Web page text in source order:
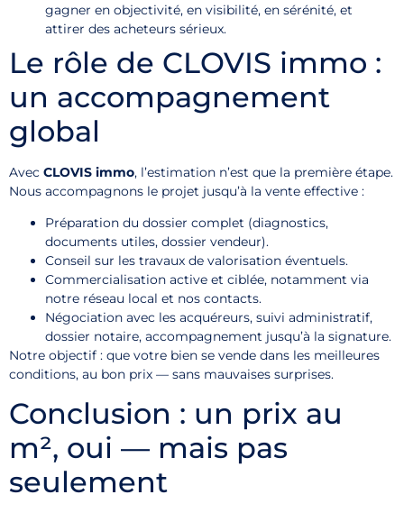
gagner en objectivité, en visibilité, en sérénité, et
attirer des acheteurs sérieux.
Le rôle de CLOVIS immo :
un accompagnement
global
Avec CLOVIS immo, l’estimation n’est que la première étape.
Nous accompagnons le projet jusqu’à la vente effective :
Préparation du dossier complet (diagnostics,
documents utiles, dossier vendeur).
Conseil sur les travaux de valorisation éventuels.
Commercialisation active et ciblée, notamment via
notre réseau local et nos contacts.
Négociation avec les acquéreurs, suivi administratif,
dossier notaire, accompagnement jusqu’à la signature.
Notre objectif : que votre bien se vende dans les meilleures
conditions, au bon prix — sans mauvaises surprises.
Conclusion : un prix au
m², oui — mais pas
seulement